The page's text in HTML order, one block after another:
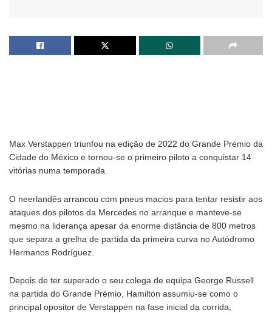
Max Verstappen triunfou na edição de 2022 do Grande Prémio da
Cidade do México e tornou-se o primeiro piloto a conquistar 14
vitórias numa temporada.
O neerlandês arrancou com pneus macios para tentar resistir aos
ataques dos pilotos da Mercedes no arranque e manteve-se
mesmo na liderança apesar da enorme distância de 800 metros
que separa a grelha de partida da primeira curva no Autódromo
Hermanos Rodríguez.
Depois de ter superado o seu colega de equipa George Russell
na partida do Grande Prémio, Hamilton assumiu-se como o
principal opositor de Verstappen na fase inicial da corrida,